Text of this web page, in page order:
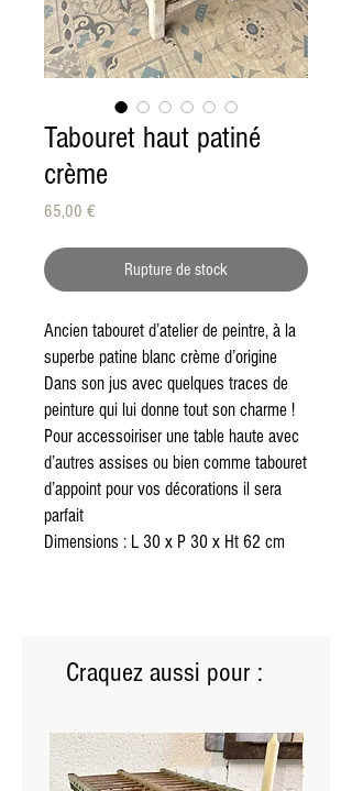
Tabouret haut patiné
crème
65,00 €Prix
Rupture de stock
Ancien tabouret d’atelier de peintre, à la
superbe patine blanc crème d’origine
Dans son jus avec quelques traces de
peinture qui lui donne tout son charme !
Pour accessoiriser une table haute avec
d’autres assises ou bien comme tabouret
d’appoint pour vos décorations il sera
parfait
Dimensions : L 30 x P 30 x Ht 62 cm
Craquez aussi pour :